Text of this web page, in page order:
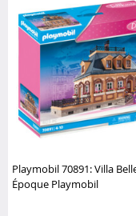
Playmobil 70891: Villa
Époque Playmobil